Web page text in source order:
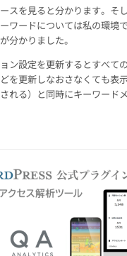
スを見ると分かります。そ
ワードについては私の環境
分かりました。
ン設定を更新するとすべて
を更新しなおさなくても表
れる）と同時にキーワード